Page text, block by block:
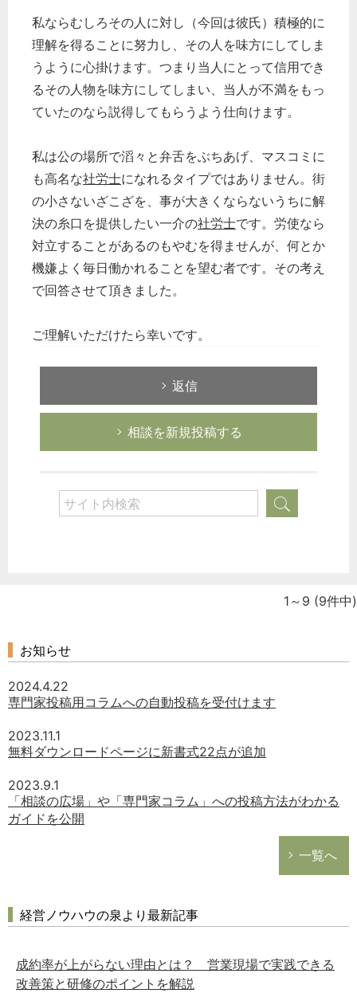
私ならむしろその人に対し（今回は彼氏）積極的に
理解を得ることに努力し、その人を味方にしてしま
うように心掛けます。つまり当人にとって信用でき
るその人物を味方にしてしまい、当人が不満をもっ
ていたのなら説得してもらうよう仕向けます。
私は公の場所で滔々と弁舌をぶちあげ、マスコミに
も高名な社労士になれるタイプではありません。街
の小さないざこざを、事が大きくならないうちに解
決の糸口を提供したい一介の社労士です。労使なら
対立することがあるのもやむを得ませんが、何とか
機嫌よく毎日働かれることを望む者です。その考え
で回答させて頂きました。
ご理解いただけたら幸いです。
返信
相談を新規投稿する
1～9 (9件中)
お知らせ
2024.4.22
専門家投稿用コラムへの自動投稿を受付けます
2023.11.1
無料ダウンロードページに新書式22点が追加
2023.9.1
「相談の広場」や「専門家コラム」への投稿方法がわかる
ガイドを公開
一覧へ
経営ノウハウの泉より最新記事
成約率が上がらない理由とは？ 営業現場で実践できる
改善策と研修のポイントを解説